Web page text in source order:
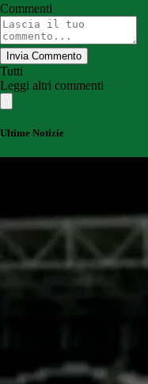
Commenti
Invia Commento
Tutti
Leggi altri commenti
Ultime Notizie